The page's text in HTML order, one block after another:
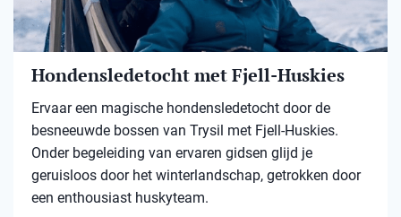
Hondensledetocht met Fjell-Huskies
Ervaar een magische hondensledetocht door de
besneeuwde bossen van Trysil met Fjell-Huskies.
Onder begeleiding van ervaren gidsen glijd je
geruisloos door het winterlandschap, getrokken door
een enthousiast huskyteam.